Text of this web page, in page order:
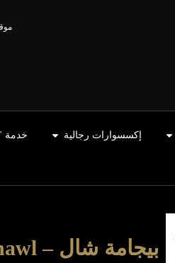
إكسسوارات رجالية خدمة
بيجامة شال – Shawl